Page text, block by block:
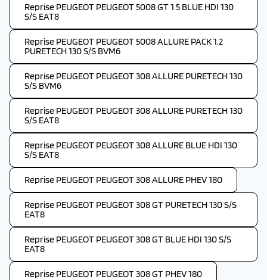
Reprise PEUGEOT PEUGEOT 5008 GT 1.5 BLUE HDI 130
S/S EAT8
Reprise PEUGEOT PEUGEOT 5008 ALLURE PACK 1.2
PURETECH 130 S/S BVM6
Reprise PEUGEOT PEUGEOT 308 ALLURE PURETECH 130
S/S BVM6
Reprise PEUGEOT PEUGEOT 308 ALLURE PURETECH 130
S/S EAT8
Reprise PEUGEOT PEUGEOT 308 ALLURE BLUE HDI 130
S/S EAT8
Reprise PEUGEOT PEUGEOT 308 ALLURE PHEV 180
Reprise PEUGEOT PEUGEOT 308 GT PURETECH 130 S/S
EAT8
Reprise PEUGEOT PEUGEOT 308 GT BLUE HDI 130 S/S
EAT8
Reprise PEUGEOT PEUGEOT 308 GT PHEV 180